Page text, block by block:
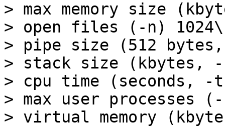
> max memory size
> open files (-n) 1024\
> pipe size (512
> stack size (kbytes,
> cpu time (seconds,
> max user processes
> virtual memory